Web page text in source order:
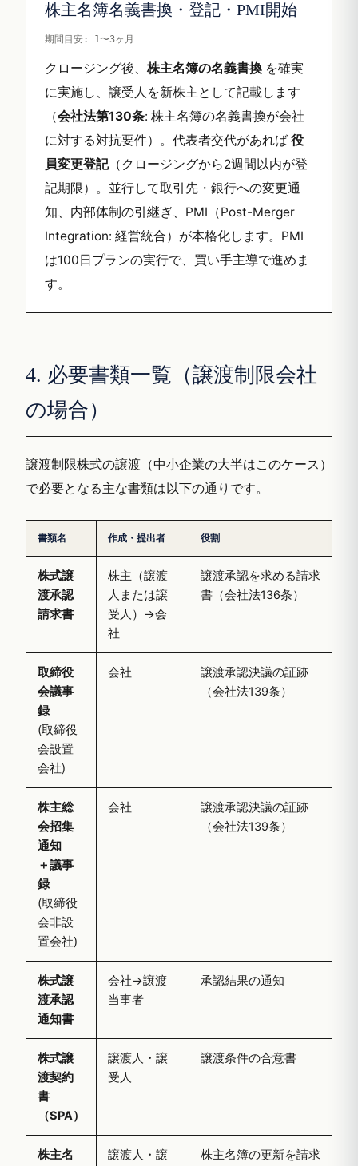
株主名簿名義書換・登記・PMI開始
期間目安: 1〜3ヶ月
クロージング後、 株主名簿の名義書換 を確実
に実施し、譲受人を新株主として記載します
（会社法第130条: 株主名簿の名義書換が会社
に対する対抗要件）。代表者交代があれば 役
員変更登記（クロージングから2週間以内が登
記期限）。並行して取引先・銀行への変更通
知、内部体制の引継ぎ、PMI（Post-Merger
Integration: 経営統合）が本格化します。PMI
は100日プランの実行で、買い手主導で進めま
す。
4. 必要書類一覧（譲渡制限会社
の場合）
譲渡制限株式の譲渡（中小企業の大半はこのケース）
で必要となる主な書類は以下の通りです。
書類名 作成・提出者 役割
株式譲
渡承認
請求書
株主（譲渡
人または譲
受人）→会
社
譲渡承認を求める請求
書（会社法136条）
取締役
会議事
録
(取締役
会設置
会社)
会社
譲渡承認決議の証跡
（会社法139条）
株主総
会招集
通知
＋議事
録
(取締役
会非設
置会社)
会社
譲渡承認決議の証跡
（会社法139条）
株式譲
渡承認
通知書
会社→譲渡
当事者
承認結果の通知
株式譲
渡契約
書
（SPA）
譲渡人・譲
受人
譲渡条件の合意書
株主名
譲渡人・譲
株主名簿の更新を請求